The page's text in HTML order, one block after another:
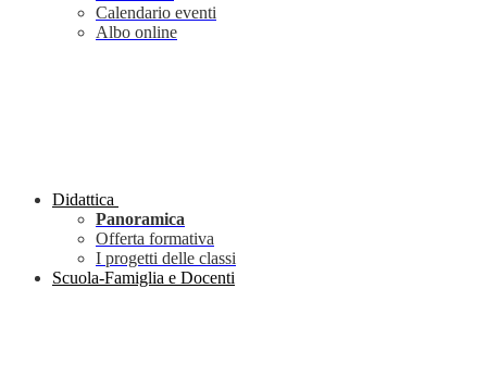
Calendario eventi
Albo online
Didattica
Panoramica
Offerta formativa
I progetti delle classi
Scuola-Famiglia e Docenti